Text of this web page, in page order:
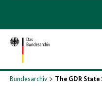
Zur
Startseite
Bundesarchiv The GDR State